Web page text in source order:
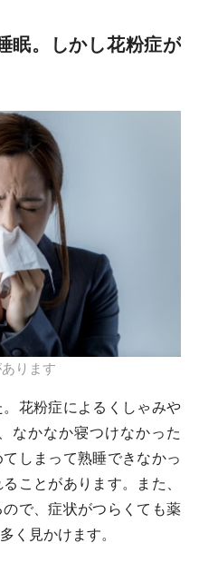
眠。しかし花粉症が
ります
花粉症によるくしゃみや
なかなか寝つけなかった
しまって熟睡できなかっ
ことがあります。また、
で、症状がつらくても薬
く見かけます。